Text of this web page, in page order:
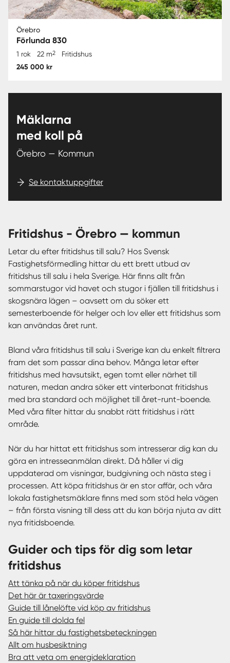
Örebro
Förlunda 830
1 rok 22 m2 Fritidshus
245 000 kr
Mäklarna
med koll på
Örebro — Kommun
Se kontaktuppgifter
fritidshus - Örebro — kommun
Letar du efter fritidshus till salu? Hos Svensk
Fastighetsförmedling hittar du ett brett utbud av
fritidshus till salu i hela Sverige. Här finns allt från
sommarstugor vid havet och stugor i fjällen till fritidshus i
skogsnära lägen – oavsett om du söker ett
semesterboende för helger och lov eller ett fritidshus som
kan användas året runt.
Bland våra fritidshus till salu i Sverige kan du enkelt filtrera
fram det som passar dina behov. Många letar efter
fritidshus med havsutsikt, egen tomt eller närhet till
naturen, medan andra söker ett vinterbonat fritidshus
med bra standard och möjlighet till året-runt-boende.
Med våra filter hittar du snabbt rätt fritidshus i rätt
område.
När du har hittat ett fritidshus som intresserar dig kan du
göra en intresseanmälan direkt. Då håller vi dig
uppdaterad om visningar, budgivning och nästa steg i
processen. Att köpa fritidshus är en stor affär, och våra
lokala fastighetsmäklare finns med som stöd hela vägen
– från första visning till dess att du kan börja njuta av ditt
nya fritidsboende.
Guider och tips för dig som letar
fritidshus
Att tänka på när du köper fritidshus
Det här är taxeringsvärde
Guide till lånelöfte vid köp av fritidshus
En guide till dolda fel
Så här hittar du fastighetsbeteckningen
Allt om husbesiktning
Bra att veta om energideklaration